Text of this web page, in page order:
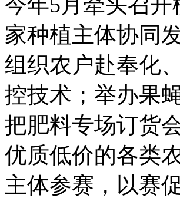
家种植主体协同
组织农户赴奉化
控技术；举办果
把肥料专场订货
优质低价的各类
主体参赛，以赛